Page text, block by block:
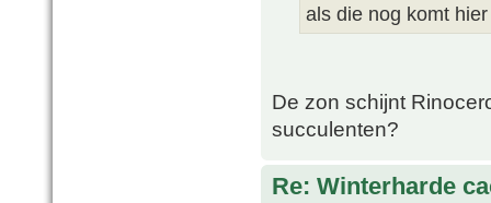
als die nog komt
De zon schijnt
succulenten?
Re: Winterharde